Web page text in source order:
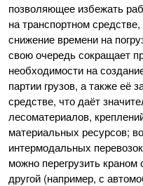
позволяющее избежать
на транспортном
снижение времени на
свою очередь сокращает
необходимости на
партии грузов, а также её
средстве, что даёт
лесоматериалов,
материальных ресурсов;
интермодальных
можно перегрузить краном
другой (например, с